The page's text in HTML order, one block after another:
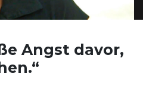
Angst davor,